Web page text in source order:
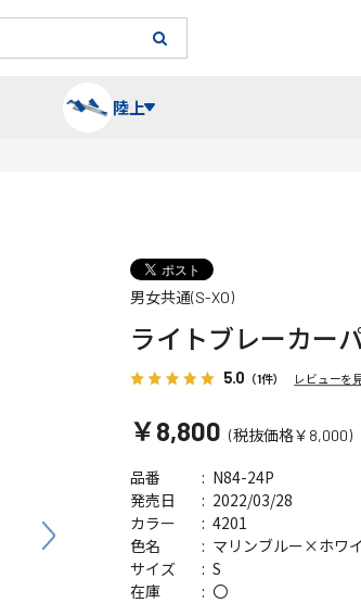
レーシングシャツ・タイツ
ベスト
手袋
陸上
消耗品・スペアパーツ
ミニ
男女共通(S-XO)
ライトブレーカー
5.0 （1件） レビューを
￥8,800 (税抜価格￥8,000)
品番 N84-24P
発売日 2022/03/28
サイズ S
カラー 4201
在庫 〇
色名 マリンブルー×ホワ